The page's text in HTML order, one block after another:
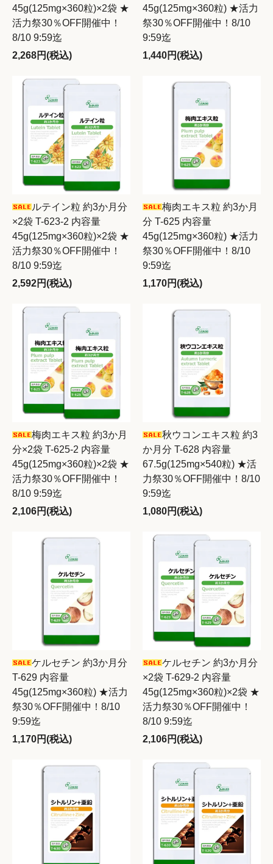
45g(125mg×360粒)×2袋 ★
活力祭30％OFF開催中！
8/10 9:59迄
2,268円(税込)
45g(125mg×360粒) ★活力
祭30％OFF開催中！8/10
9:59迄
1,440円(税込)
ルテイン粒 約3か月分
×2袋 T-623-2 内容量
45g(125mg×360粒)×2袋 ★
活力祭30％OFF開催中！
8/10 9:59迄
2,592円(税込)
梅肉エキス粒 約3か月
分 T-625 内容量
45g(125mg×360粒) ★活力
祭30％OFF開催中！8/10
9:59迄
1,170円(税込)
梅肉エキス粒 約3か月
分×2袋 T-625-2 内容量
45g(125mg×360粒)×2袋 ★
活力祭30％OFF開催中！
8/10 9:59迄
2,106円(税込)
秋ウコンエキス粒 約3
か月分 T-628 内容量
67.5g(125mg×540粒) ★活
力祭30％OFF開催中！8/10
9:59迄
1,080円(税込)
ケルセチン 約3か月分
T-629 内容量
45g(125mg×360粒) ★活力
祭30％OFF開催中！8/10
9:59迄
1,170円(税込)
ケルセチン 約3か月分
×2袋 T-629-2 内容量
45g(125mg×360粒)×2袋 ★
活力祭30％OFF開催中！
8/10 9:59迄
2,106円(税込)